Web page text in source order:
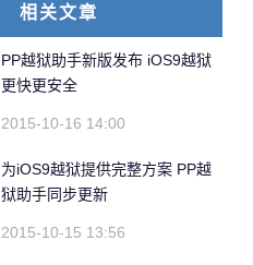
相关文章
PP越狱助手新版发布 iOS9越狱
更快更安全
2015-10-16 14:00
为iOS9越狱提供完整方案 PP越
狱助手同步更新
2015-10-15 13:56